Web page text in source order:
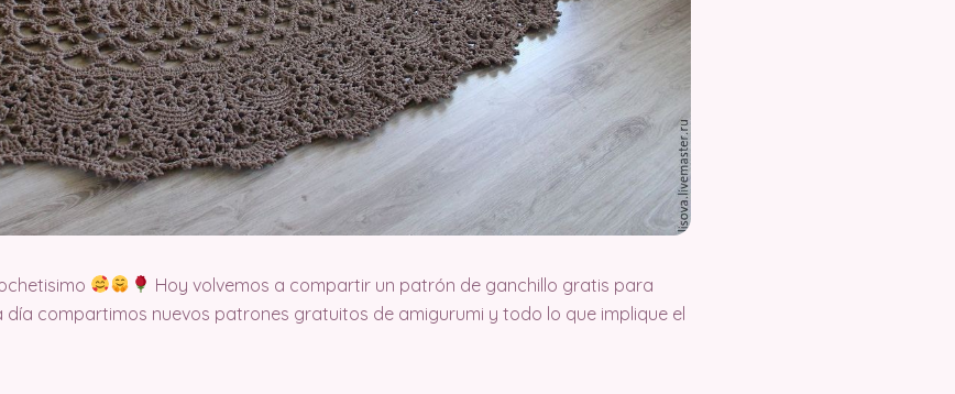
Hoy volvemos a compartir un patrón de ganchillo gratis para
compartimos nuevos patrones gratuitos de amigurumi y todo lo que implique el